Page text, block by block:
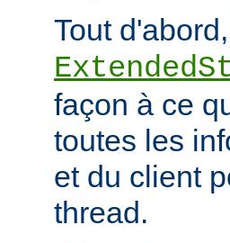
Tout
façon à ce
toutes les
et du client
thread.